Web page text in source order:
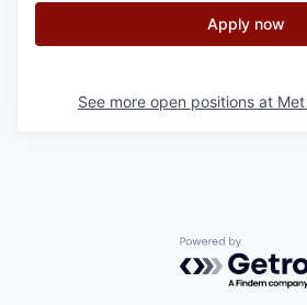
Apply now
See more open positions at
Powered by